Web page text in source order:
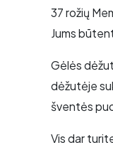
37 rožių
Jums
Gėlės
dėžutėje
šventės
Vis dar